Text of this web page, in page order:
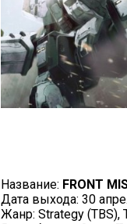
Название: FRONT
Дата выхода: 30
Жанр: Strategy (TBS),